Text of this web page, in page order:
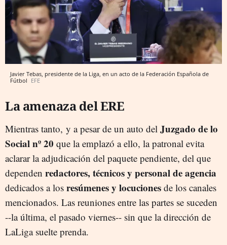
Javier Tebas, presidente de la Liga, en un acto de la Federación Española de
Fútbol EFE
La amenaza del ERE
Mientras tanto, y a pesar de un auto del Juzgado de lo
Social nº 20 que la emplazó a ello, la patronal evita
aclarar la adjudicación del paquete pendiente, del que
dependen redactores, técnicos y personal de agencia
dedicados a los resúmenes y locuciones de los canales
mencionados. Las reuniones entre las partes se suceden
--la última, el pasado viernes-- sin que la dirección de
LaLiga suelte prenda.